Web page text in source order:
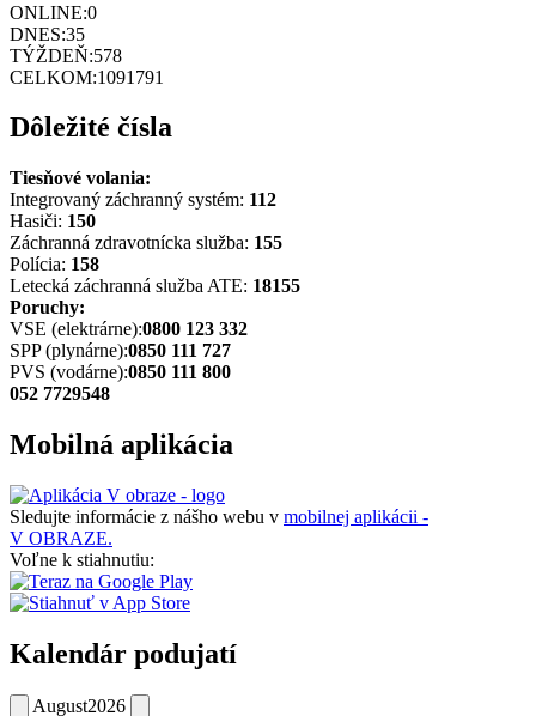
ONLINE:0
DNES:35
TÝŽDEŇ:578
CELKOM:1091791
Dôležité čísla
Tiesňové volania:
Integrovaný záchranný systém: 112
Hasiči: 150
Záchranná zdravotnícka služba: 155
Polícia: 158
Letecká záchranná služba ATE: 18155
Poruchy:
VSE (elektrárne):0800 123 332
SPP (plynárne):0850 111 727
PVS (vodárne):0850 111 800
052 7729548
Mobilná aplikácia
Sledujte informácie z nášho webu v mobilnej aplikácii -
V OBRAZE.
Voľne k stiahnutiu:
Kalendár podujatí
August2026